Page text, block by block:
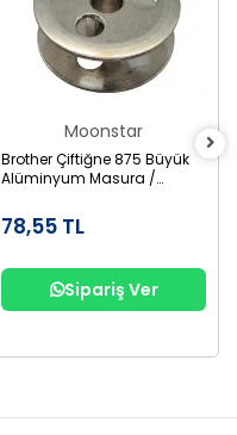
Moonstar
Brother Çiftiğne 875 Büyük
Alüminyum Masura /
78,55 TL
Sipariş Ver